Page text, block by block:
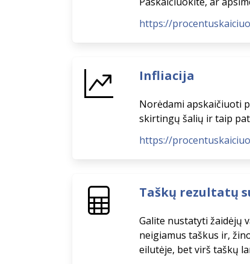
https://
Infliacija
Norėdami apskaičiuoti
skirtingų šalių ir taip
https://
Taškų rezultatų
Galite nustatyti žaidėjų
neigiamus taškus ir,
eilutėje, bet virš taškų